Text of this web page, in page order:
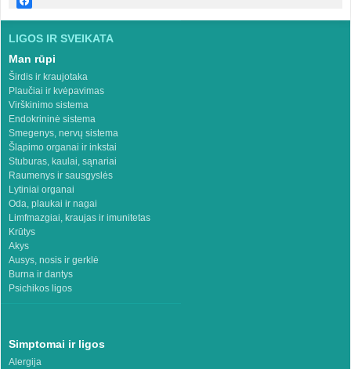
LIGOS IR SVEIKATA
Man rūpi
Širdis ir kraujotaka
Plaučiai ir kvėpavimas
Virškinimo sistema
Endokrininė sistema
Smegenys, nervų sistema
Šlapimo organai ir inkstai
Stuburas, kaulai, sąnariai
Raumenys ir sausgyslės
Lytiniai organai
Oda, plaukai ir nagai
Limfmazgiai, kraujas ir imunitetas
Krūtys
Akys
Ausys, nosis ir gerklė
Burna ir dantys
Psichikos ligos
Simptomai ir ligos
Alergija